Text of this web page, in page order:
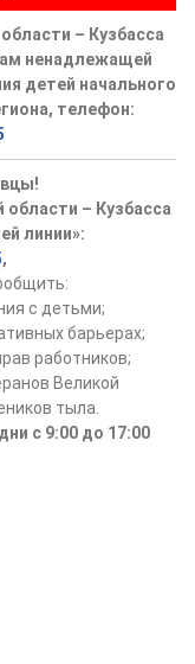
– Кузбасса
ненадлежащей
детей начального
телефон:
– Кузбасса
линии»:
,
с детьми;
барьерах;
работников;
Великой
тыла.
с 9:00 до 17:00